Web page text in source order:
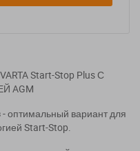
Start-Stop Plus С
AGM
- оптимальный вариант для
Start-Stop.